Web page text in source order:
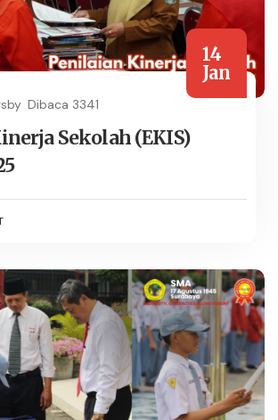
14
Jan
Dibaca 3341
Sekolah (EKIS)